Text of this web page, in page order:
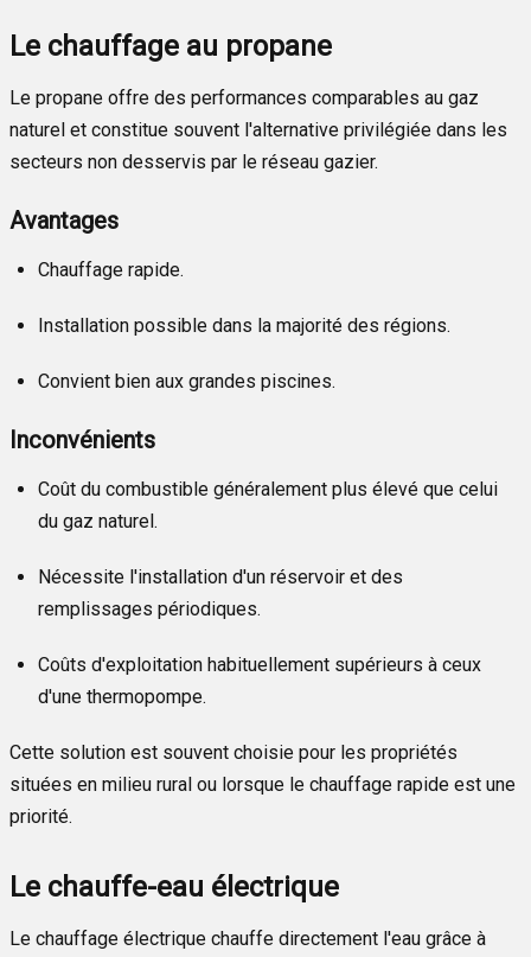
Le chauffage au propane
Le propane offre des performances comparables au gaz
naturel et constitue souvent l'alternative privilégiée dans les
secteurs non desservis par le réseau gazier.
Avantages
Chauffage rapide.
Installation possible dans la majorité des régions.
Convient bien aux grandes piscines.
Inconvénients
Coût du combustible généralement plus élevé que celui
du gaz naturel.
Nécessite l'installation d'un réservoir et des
remplissages périodiques.
Coûts d'exploitation habituellement supérieurs à ceux
d'une thermopompe.
Cette solution est souvent choisie pour les propriétés
situées en milieu rural ou lorsque le chauffage rapide est une
priorité.
Le chauffe-eau électrique
Le chauffage électrique chauffe directement l'eau grâce à